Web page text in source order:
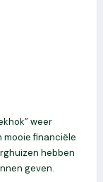
weer
mooie financiële
hebben
geven.